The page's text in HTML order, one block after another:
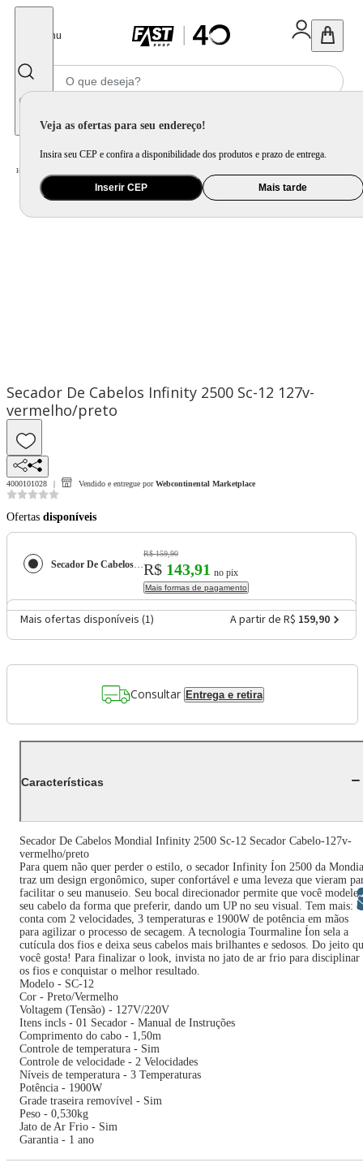
Menu
Veja as ofertas para seu endereço!
Insira seu CEP e confira a disponibilidade dos produtos e prazo de entrega.
Inserir CEP Mais tarde
Home
Secador De Cabelos Infinity 2500 Sc-12 127v-
vermelho/preto
4000101028 Vendido e entregue por Webcontinental Marketplace
Ofertas disponíveis
Secador De Cabelos Infinity 2500 Sc-12 127v-vermelho/preto
R$ 159,90
R$ 143,91 no pix
Mais formas de pagamento
Mais ofertas disponíveis (1) A partir de R$ 159,90
Consultar Entrega e retira
Características
Secador De Cabelos Mondial Infinity 2500 Sc-12 Secador Cabelo-127v-
vermelho/preto
Para quem não quer perder o estilo, o secador Infinity Íon 2500 da
traz um design ergonômico, super confortável e uma leveza que vieram
facilitar o seu manuseio. Seu bocal direcionador permite que você modele
seu cabelo da forma que preferir, dando um UP no seu visual. Tem mais:
conta com 2 velocidades, 3 temperaturas e 1900W de potência em mãos
para agilizar o processo de secagem. A tecnologia Tourmaline Íon sela a
cutícula dos fios e deixa seus cabelos mais brilhantes e sedosos. Do jeito
você gosta! Para finalizar o look, invista no jato de ar frio para disciplinar
os fios e conquistar o melhor resultado.
Modelo - SC-12
Cor - Preto/Vermelho
Voltagem (Tensão) - 127V/220V
Itens incls - 01 Secador - Manual de Instruções
Comprimento do cabo - 1,50m
Controle de temperatura - Sim
Controle de velocidade - 2 Velocidades
Níveis de temperatura - 3 Temperaturas
Potência - 1900W
Grade traseira removível - Sim
Peso - 0,530kg
Jato de Ar Frio - Sim
Garantia - 1 ano
Libras